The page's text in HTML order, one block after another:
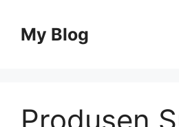
contentMy Blog
Produsen